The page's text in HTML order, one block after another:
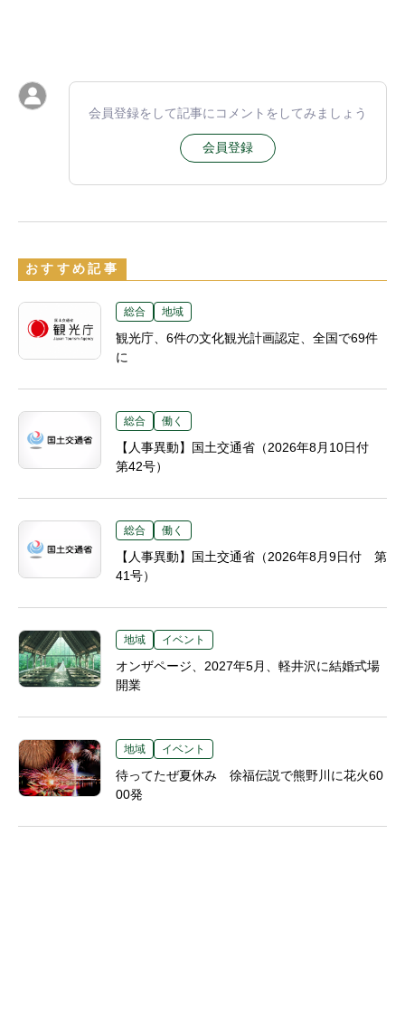
会員登録をして記事にコメントをしてみましょう
会員登録
おすすめ記事
総合 地域
観光庁、6件の文化観光計画認定、全国で69件
に
総合 働く
【人事異動】国土交通省（2026年8月10日付
第42号）
総合 働く
【人事異動】国土交通省（2026年8月9日付 第
41号）
地域 イベント
オンザページ、2027年5月、軽井沢に結婚式場
開業
地域 イベント
待ってたぜ夏休み 徐福伝説で熊野川に花火60
00発